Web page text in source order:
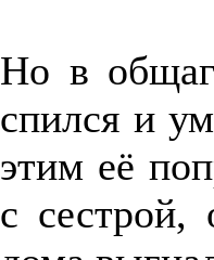
Но в
спился и
этим её
с сестрой,